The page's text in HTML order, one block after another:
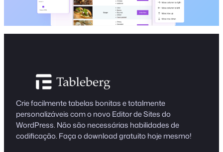
Crie facilmente tabelas bonitas e totalmente
personalizáveis com o novo Editor de Sites do
WordPress. Não são necessárias habilidades de
codificação. Faça o download gratuito hoje mesmo!